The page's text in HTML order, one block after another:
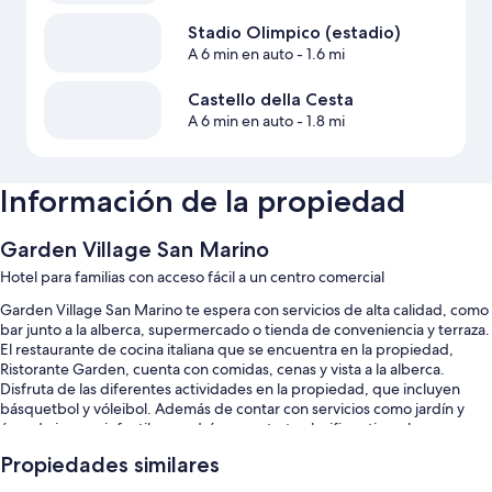
Stadio Olimpico (estadio)
A 6 min en auto- 1.6 mi
Castello della Cesta
A 6 min en auto- 1.8 mi
Información de la propiedad
Garden Village San Marino
Hotel para familias con acceso fácil a un centro comercial
Garden Village San Marino te espera con servicios de alta calidad, como
bar junto a la alberca, supermercado o tienda de conveniencia y terraza.
El restaurante de cocina italiana que se encuentra en la propiedad,
Ristorante Garden, cuenta con comidas, cenas y vista a la alberca.
Disfruta de las diferentes actividades en la propiedad, que incluyen
básquetbol y vóleibol. Además de contar con servicios como jardín y
área de juegos infantiles, podrás conectarte al wifi gratis en las
También te encantarán estos servicios:
Propiedades similares